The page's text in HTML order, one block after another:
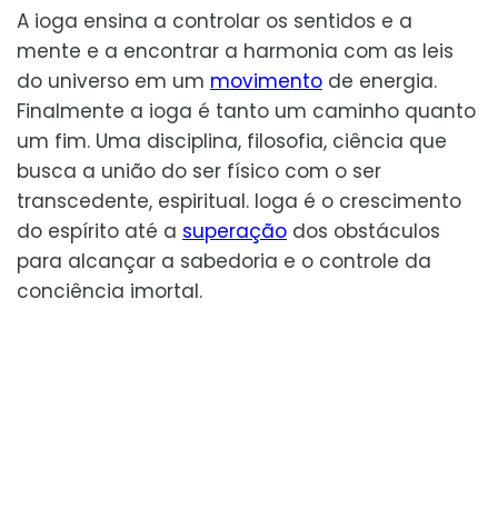
A ioga ensina a controlar os sentidos e a
mente e a encontrar a harmonia com as leis
do universo em um movimento de energia.
Finalmente a ioga é tanto um caminho quanto
um fim. Uma disciplina, filosofia, ciência que
busca a união do ser físico com o ser
transcedente, espiritual. Ioga é o crescimento
do espírito até a superação dos obstáculos
para alcançar a sabedoria e o controle da
conciência imortal.